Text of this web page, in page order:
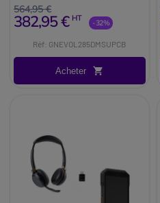
dongle USB-C optimisé
Microsoft Teams et base pour
564,95 €
382,95 € HT -32%
Réf: GNEVOL285DMSUPCB
Acheter